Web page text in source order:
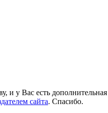
и у Вас есть
сайта. Спасибо.